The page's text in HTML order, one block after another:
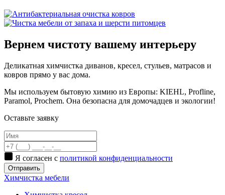
Вернем чистоту вашему интерьеру
Деликатная химчистка диванов, кресел, стульев, матрасов и
ковров прямо у вас дома.
Мы используем бытовую химию из Европы: KIEHL, Proflinе,
Paramol, Prochem. Она безопасна для домочадцев и экологии!
Оставьте заявку
Я согласен с политикой конфиденциальности
Отправить
Химчистка мебели